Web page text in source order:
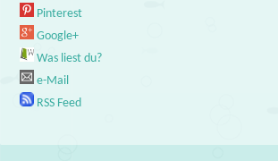
Pinterest
Google+
Was liest du?
e-Mail
RSS Feed